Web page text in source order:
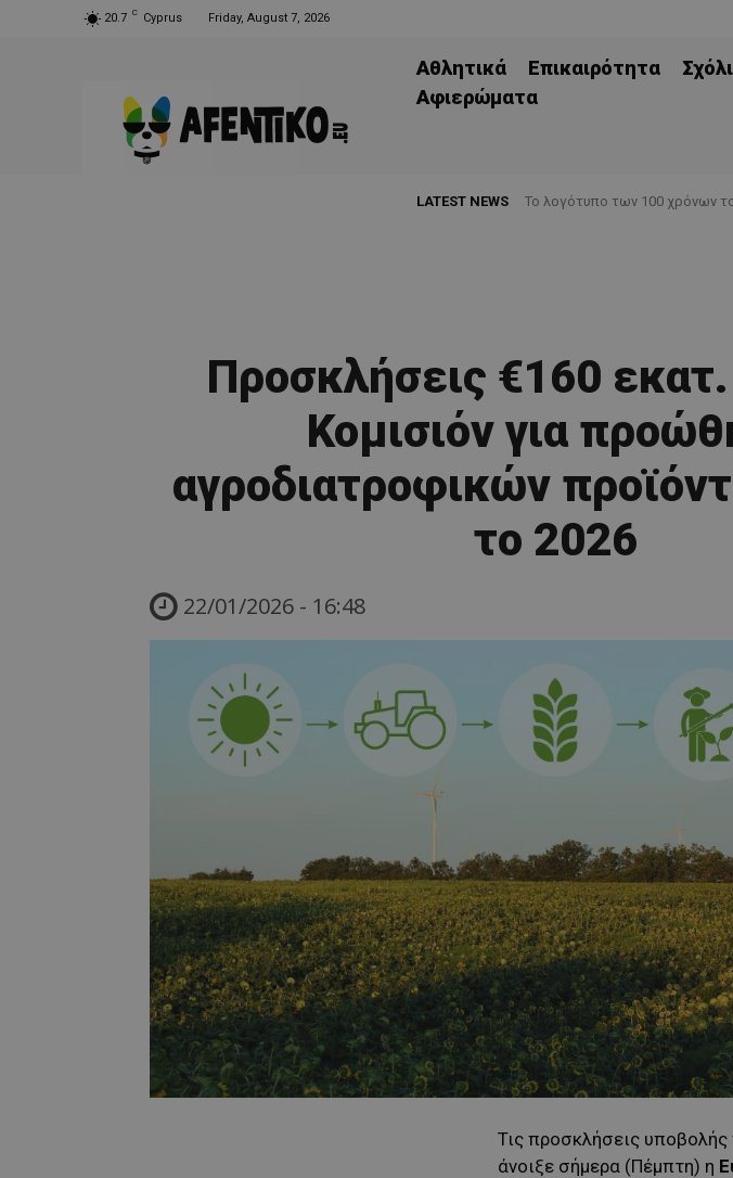
20.7 C Cyprus Friday, August 7, 2026
Αθλητικά Επικαιρότητα
Aφιερώματα
LATEST NEWS Το λογότυπο των 100 χρόνων
Προσκλήσεις €160
Κομισιόν για
αγροδιατροφικών
το 2026
22/01/2026 - 16:48
Τις προσκλήσεις
άνοιξε σήμερα (Πέμπτη) η